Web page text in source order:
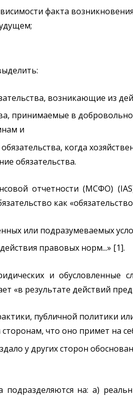
факта
возникающие из
принимаемые в
и
когда
обязательства.
отчетности (МСФО)
как
или подразумеваемых
правовых норм...» [1].
и обусловленные
«в результате действий
публичной политики
что оно примет на
у других сторон
подразделяются на: а)